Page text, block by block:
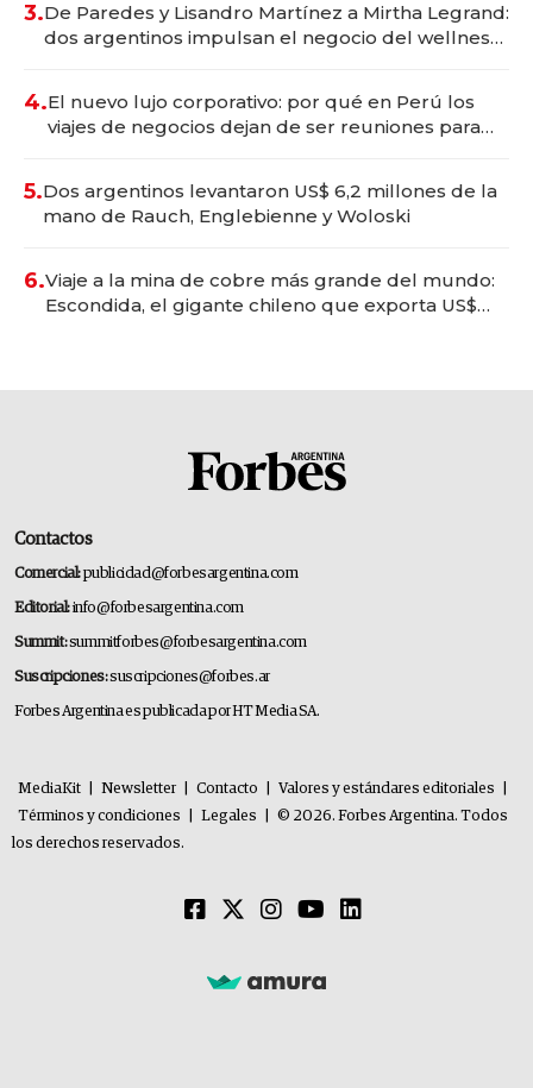
3.De Paredes y Lisandro Martínez a Mirtha Legrand:
dos argentinos impulsan el negocio del wellness
4.El nuevo lujo corporativo: por qué en Perú los
viajes de negocios dejan de ser reuniones para
5.Dos argentinos levantaron US$ 6,2 millones de la
mano de Rauch, Englebienne y Woloski
6.Viaje a la mina de cobre más grande del mundo:
Escondida, el gigante chileno que exporta US$
Contactos
Comercial:publicidad@forbesargentina.com
Editorial:info@forbesargentina.com
Summit:summitforbes@forbesargentina.com
Suscripciones:suscripciones@forbes.ar
Forbes Argentina es publicada por HT Media SA.
MediaKit Newsletter Contacto Valores y estándares editoriales
Términos y condiciones
Legales
© 2026. Forbes Argentina. Todos
los derechos reservados.